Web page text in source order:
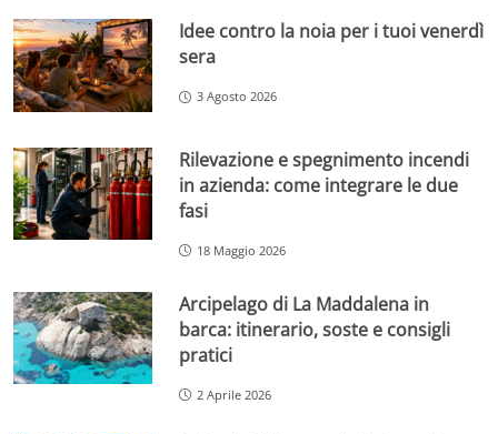
Idee contro la noia per i tuoi venerdì
sera
3 Agosto 2026
Rilevazione e spegnimento incendi
in azienda: come integrare le due
fasi
18 Maggio 2026
Arcipelago di La Maddalena in
barca: itinerario, soste e consigli
pratici
2 Aprile 2026